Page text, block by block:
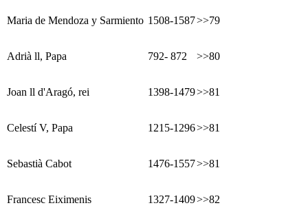
Maria de Mendoza y Sarmiento 1508-1587>>79
Adrià ll, Papa 792- 872 >>80
Joan ll d'Aragó, rei 1398-1479>>81
Celestí V, Papa 1215-1296>>81
Sebastià Cabot 1476-1557>>81
Francesc Eiximenis 1327-1409>>82